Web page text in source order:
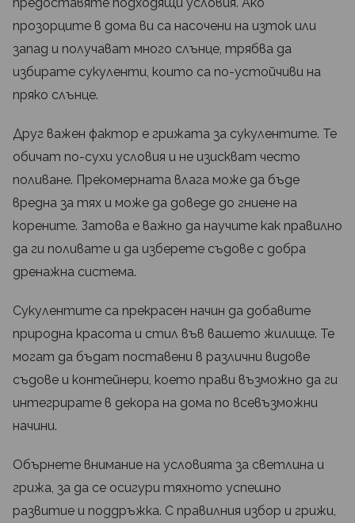
предоставяте подходящи условия. Ако
прозорците в дома ви са насочени на изток или
запад и получават много слънце, трябва да
избирате сукуленти, които са по-устойчиви на
пряко слънце.
Друг важен фактор е грижата за сукулентите. Те
обичат по-сухи условия и не изискват често
поливане. Прекомерната влага може да бъде
вредна за тях и може да доведе до гниене на
корените. Затова е важно да научите как правилно
да ги поливате и да изберете съдове с добра
дренажна система.
Сукулентите са прекрасен начин да добавите
природна красота и стил във вашето жилище. Те
могат да бъдат поставени в различни видове
съдове и контейнери, което прави възможно да ги
интегрирате в декора на дома по всевъзможни
начини.
Обърнете внимание на условията за светлина и
грижа, за да се осигури тяхното успешно
развитие и поддръжка. С правилния избор и грижи,